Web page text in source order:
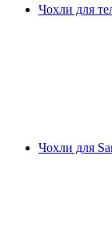
Чохли для
Чохли для